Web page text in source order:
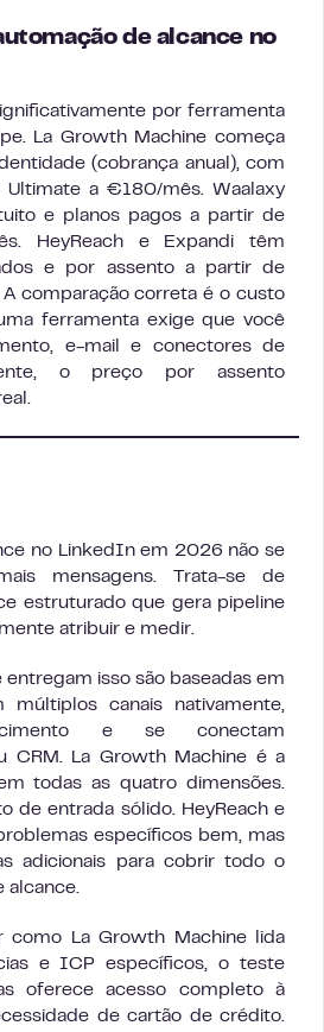
de alcance no
por ferramenta
La Growth Machine começa
(cobrança anual), com
a €180/mês. Waalaxy
e planos pagos a partir de
HeyReach e Expandi têm
e por assento a partir de
comparação correta é o custo
ferramenta exige que você
e-mail e conectores de
o preço por assento
no LinkedIn em 2026 não se
mensagens. Trata-se de
estruturado que gera pipeline
atribuir e medir.
isso são baseadas em
múltiplos canais nativamente,
e se conectam
CRM. La Growth Machine é a
todas as quatro dimensões.
de entrada sólido. HeyReach e
específicos bem, mas
adicionais para cobrir todo o
alcance.
como La Growth Machine lida
e ICP específicos, o teste
oferece acesso completo à
de cartão de crédito.